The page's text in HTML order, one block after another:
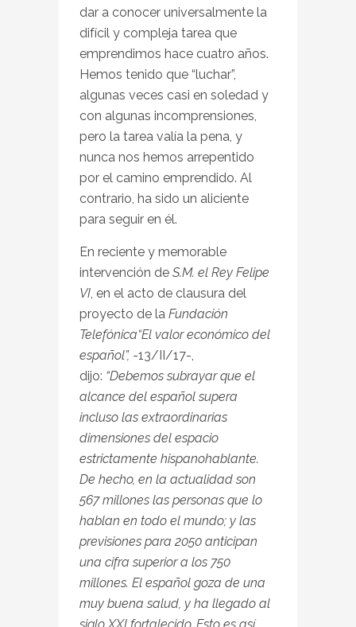
dar a conocer universalmente la
difícil y compleja tarea que
emprendimos hace cuatro años.
Hemos tenido que “luchar”,
algunas veces casi en soledad y
con algunas incomprensiones,
pero la tarea valía la pena, y
nunca nos hemos arrepentido
por el camino emprendido. Al
contrario, ha sido un aliciente
para seguir en él.
En reciente y memorable
intervención de S.M. el Rey Felipe
VI , en el acto de clausura del
proyecto de la Fundación
Telefónica“El valor económico del
español”, -13/II/17-,
dijo: “Debemos subrayar que el
alcance del español supera
incluso las extraordinarias
dimensiones del espacio
estrictamente hispanohablante.
De hecho, en la actualidad son
567 millones las personas que lo
hablan en todo el mundo; y las
previsiones para 2050 anticipan
una cifra superior a los 750
millones. El español goza de una
muy buena salud, y ha llegado al
siglo XXI fortalecido. Esto es así